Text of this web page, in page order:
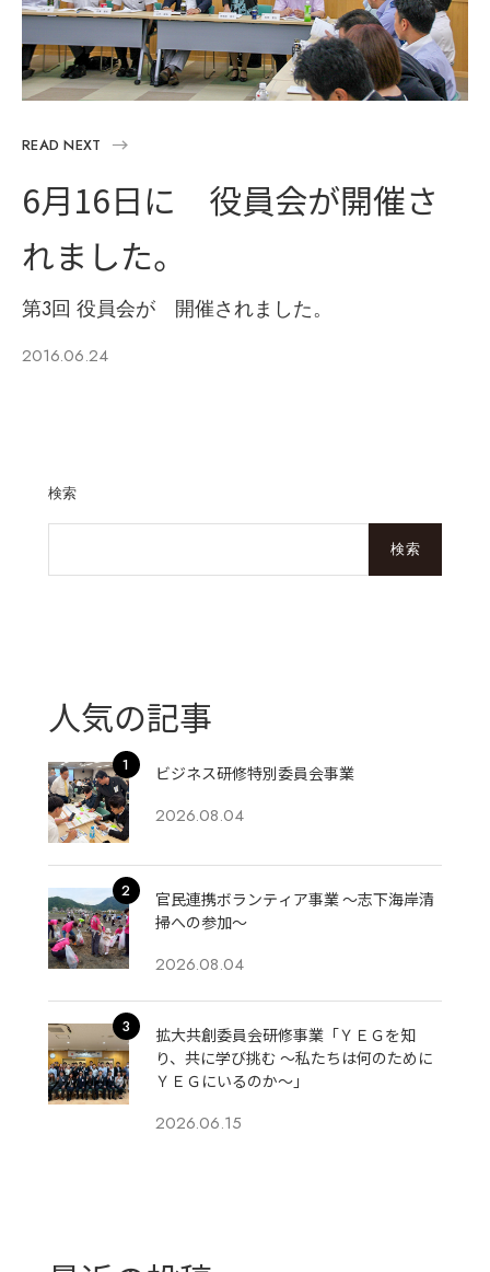
READ NEXT
6月16日に 役員会が開催さ
れました。
第3回 役員会が 開催されました。
2016.06.24
検索
検索
人気の記事
ビジネス研修特別委員会事業
2026.08.04
官民連携ボランティア事業 ～志下海岸清
掃への参加～
2026.08.04
拡大共創委員会研修事業「ＹＥＧを知
り、共に学び挑む 〜私たちは何のために
ＹＥＧにいるのか〜」
2026.06.15